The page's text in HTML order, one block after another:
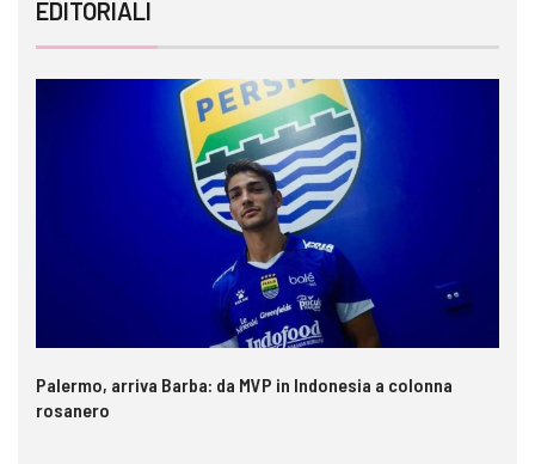
EDITORIALI
Palermo, arriva Barba: da MVP in Indonesia a colonna
rosanero